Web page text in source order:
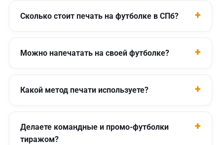
Сколько стоит печать на футболке в СПб?
Можно напечатать на своей футболке?
Какой метод печати используете?
Делаете командные и промо-футболки
тиражом?